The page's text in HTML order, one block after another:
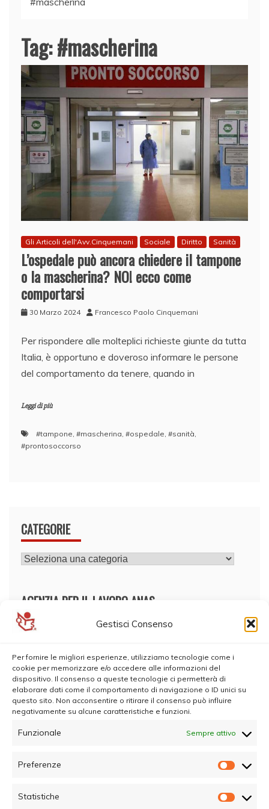
Gestisci Consenso
Per fornire le migliori esperienze, utilizziamo tecnologie come i
cookie per memorizzare e/o accedere alle informazioni del
dispositivo. Il consenso a queste tecnologie ci permetterà di
elaborare dati come il comportamento di navigazione o ID unici su
questo sito. Non acconsentire o ritirare il consenso può influire
negativamente su alcune caratteristiche e funzioni.
Funzionale Sempre attivo
Preferenze
Statistiche
Tag:#mascherina
Gli Articoli dell'Avv.Cinquemani Sociale Diritto Sanità
L’ospedale può ancora chiedere il tampone
o la mascherina? NO! ecco come
comportarsi
30 Marzo 2024 Francesco Paolo Cinquemani
Per rispondere alle molteplici richieste giunte da tutta
Italia, è opportuno e doveroso informare le persone
del comportamento da tenere, quando in
Leggi di più
#tampone #mascherina #ospedale #sanità
#prontosoccorso
CATEGORIE
CATEGORIE
AGENZIA PER IL LAVORO ANAS